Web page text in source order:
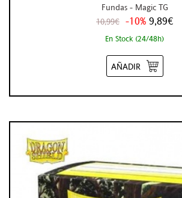
Fundas - Magic TG
10,99€ -10% 9,89€
En Stock (24/48h)
AÑADIR